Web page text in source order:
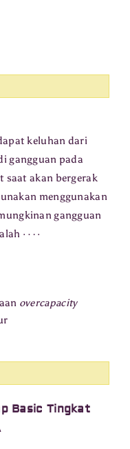
keluhan dari
gangguan pada
saat akan bergerak
menggunakan
gangguan
overcapacity
Basic Tingkat